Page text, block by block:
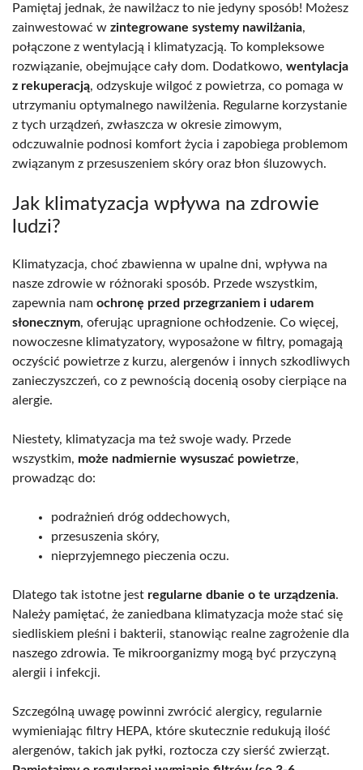
Pamiętaj jednak, że nawilżacz to nie jedyny sposób! Możesz
zainwestować w zintegrowane systemy nawilżania,
połączone z wentylacją i klimatyzacją. To kompleksowe
rozwiązanie, obejmujące cały dom. Dodatkowo, wentylacja
z rekuperacją, odzyskuje wilgoć z powietrza, co pomaga w
utrzymaniu optymalnego nawilżenia. Regularne korzystanie
z tych urządzeń, zwłaszcza w okresie zimowym,
odczuwalnie podnosi komfort życia i zapobiega problemom
związanym z przesuszeniem skóry oraz błon śluzowych.
Jak klimatyzacja wpływa na zdrowie
ludzi?
Klimatyzacja, choć zbawienna w upalne dni, wpływa na
nasze zdrowie w różnoraki sposób. Przede wszystkim,
zapewnia nam ochronę przed przegrzaniem i udarem
słonecznym, oferując upragnione ochłodzenie. Co więcej,
nowoczesne klimatyzatory, wyposażone w filtry, pomagają
oczyścić powietrze z kurzu, alergenów i innych szkodliwych
zanieczyszczeń, co z pewnością docenią osoby cierpiące na
alergie.
Niestety, klimatyzacja ma też swoje wady. Przede
wszystkim, może nadmiernie wysuszać powietrze,
prowadząc do:
podrażnień dróg oddechowych,
przesuszenia skóry,
nieprzyjemnego pieczenia oczu.
Dlatego tak istotne jest regularne dbanie o te urządzenia.
Należy pamiętać, że zaniedbana klimatyzacja może stać się
siedliskiem pleśni i bakterii, stanowiąc realne zagrożenie dla
naszego zdrowia. Te mikroorganizmy mogą być przyczyną
alergii i infekcji.
Szczególną uwagę powinni zwrócić alergicy, regularnie
wymieniając filtry HEPA, które skutecznie redukują ilość
alergenów, takich jak pyłki, roztocza czy sierść zwierząt.